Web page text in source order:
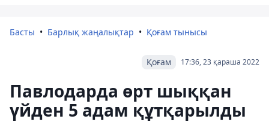
Басты Барлық жаңалықтар Қоғам тынысы
17:36, 23 қараша 2022
Қоғам
Павлодарда өрт шыққан
үйден 5 адам құтқарылды